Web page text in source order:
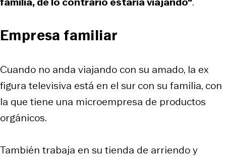
Empresa familiar
Cuando no anda viajando con su amado, la ex
figura televisiva está en el sur con su familia, con
la que tiene una microempresa de productos
orgánicos.
También trabaja en su tienda de arriendo y